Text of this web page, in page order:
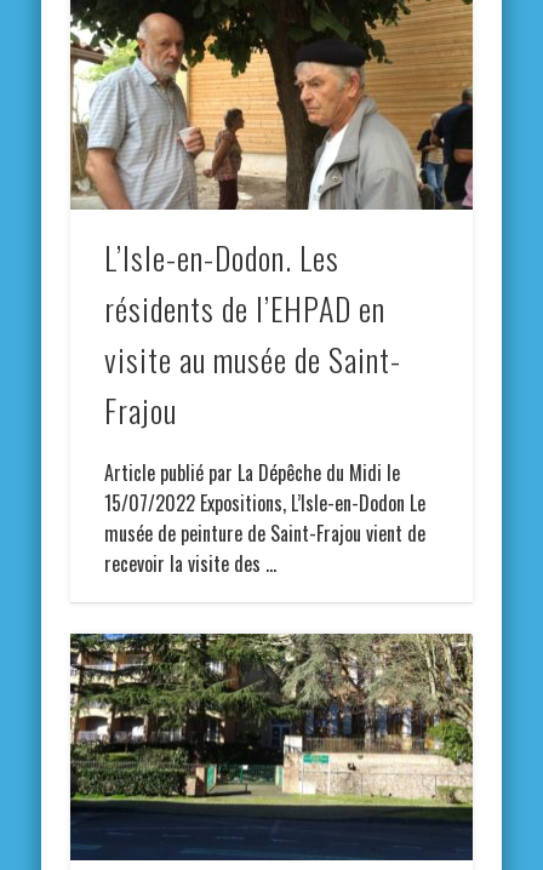
L’Isle-en-Dodon. Les
résidents de l’EHPAD en
visite au musée de Saint-
Frajou
Article publié par La Dépêche du Midi le
15/07/2022 Expositions, L’Isle-en-Dodon Le
musée de peinture de Saint-Frajou vient de
recevoir la visite des …